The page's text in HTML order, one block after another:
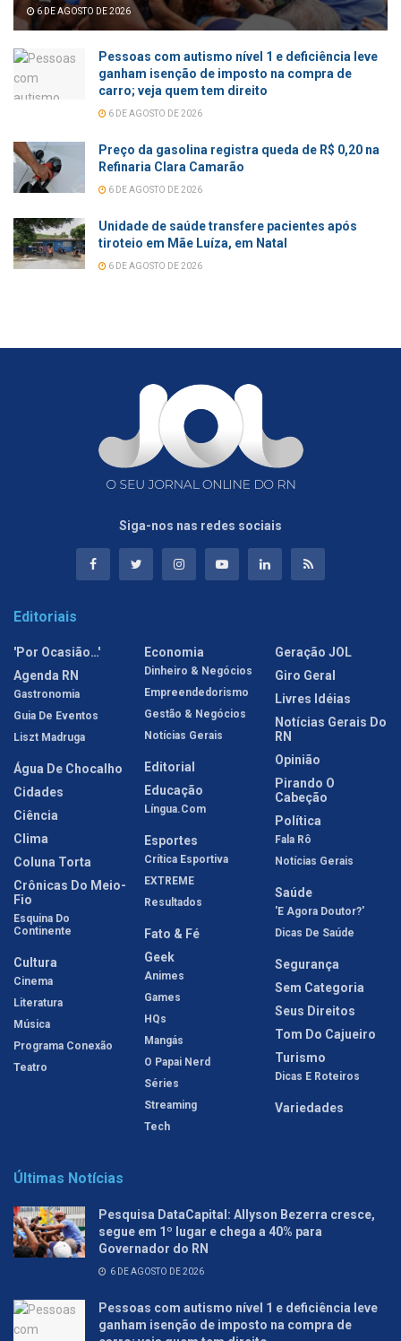
6 DE AGOSTO DE 2026
Pessoas com autismo nível 1 e deficiência leve
ganham isenção de imposto na compra de
carro; veja quem tem direito
6 DE AGOSTO DE 2026
Preço da gasolina registra queda de R$ 0,20 na
Refinaria Clara Camarão
6 DE AGOSTO DE 2026
Unidade de saúde transfere pacientes após
tiroteio em Mãe Luíza, em Natal
6 DE AGOSTO DE 2026
Siga-nos nas redes sociais
Editoriais
'Por Ocasião…'
Agenda RN
Gastronomia
Guia De Eventos
Liszt Madruga
Água De Chocalho
Cidades
Ciência
Clima
Coluna Torta
Crônicas Do Meio-
Fio
Esquina Do
Continente
Cultura
Cinema
Literatura
Música
Programa Conexão
Teatro
Economia
Dinheiro & Negócios
Empreendedorismo
Gestão & Negócios
Notícias Gerais
Editorial
Educação
Língua.com
Esportes
Crítica Esportiva
EXTREME
Resultados
Fato & Fé
Geek
Animes
Games
HQs
Mangás
O Papai Nerd
Séries
Streaming
Tech
Geração JOL
Giro Geral
Livres Idéias
Notícias Gerais Do
RN
Opinião
Pirando O
Cabeção
Política
Fala Rô
Notícias Gerais
Saúde
'E Agora Doutor?'
Dicas De Saúde
Segurança
Sem Categoria
Seus Direitos
Tom Do Cajueiro
Turismo
Dicas E Roteiros
Variedades
Últimas Notícias
Pesquisa DataCapital: Allyson Bezerra cresce,
segue em 1º lugar e chega a 40% para
Governador do RN
6 DE AGOSTO DE 2026
Pessoas com autismo nível 1 e deficiência leve
ganham isenção de imposto na compra de